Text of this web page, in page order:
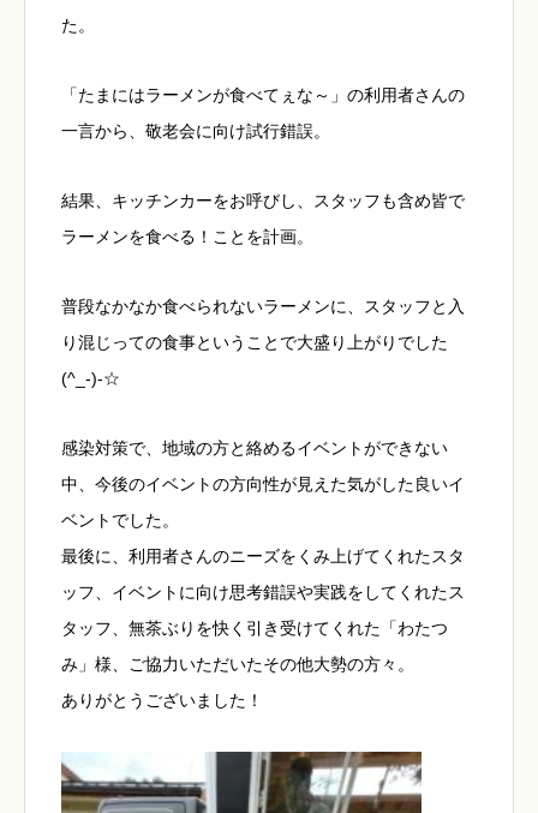
た。
「たまにはラーメンが食べてぇな～」の利用者さんの
一言から、敬老会に向け試行錯誤。
結果、キッチンカーをお呼びし、スタッフも含め皆で
ラーメンを食べる！ことを計画。
普段なかなか食べられないラーメンに、スタッフと入
り混じっての食事ということで大盛り上がりでした
(^_-)-☆
感染対策で、地域の方と絡めるイベントができない
中、今後のイベントの方向性が見えた気がした良いイ
ベントでした。
最後に、利用者さんのニーズをくみ上げてくれたスタ
ッフ、イベントに向け思考錯誤や実践をしてくれたス
タッフ、無茶ぶりを快く引き受けてくれた「わたつ
み」様、ご協力いただいたその他大勢の方々。
ありがとうございました！